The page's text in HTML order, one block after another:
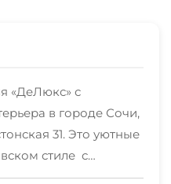
«ДеЛюкс» с
в городе Сочи,
31. Это уютные
стиле с
санузлом.